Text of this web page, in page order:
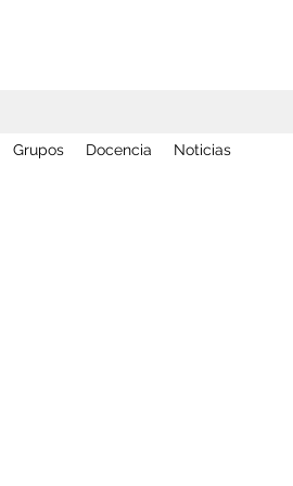
Grupos Docencia Noticias